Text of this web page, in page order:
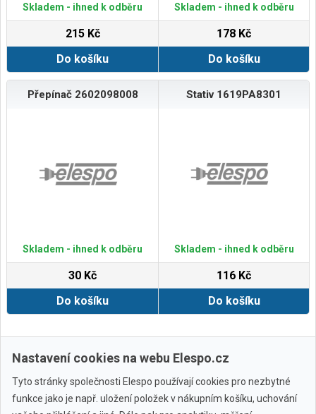
Skladem - ihned k odběru
215 Kč
Do košíku
Skladem - ihned k odběru
178 Kč
Do košíku
Přepínač 2602098008
Skladem - ihned k odběru
30 Kč
Do košíku
Stativ 1619PA8301
Skladem - ihned k odběru
116 Kč
Do košíku
Zobrazit další
Nastavení cookies na webu Elespo.cz
Tyto stránky společnosti Elespo používají cookies pro nezbytné
funkce jako je např. uložení položek v nákupním košíku, uchování